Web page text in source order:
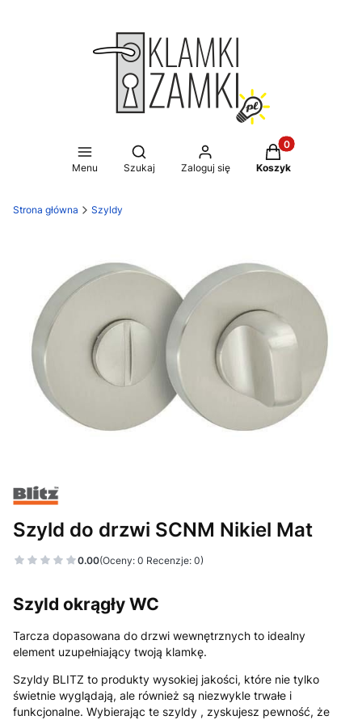
Menu
Otwórz wyszukiwarkę
Szukaj Zaloguj się
Produkty w
Koszyk
Strona główna Szyldy
Szyld do drzwi SCNM Nikiel Mat
0.00(Oceny: 0 Recenzje: 0)
Szyld okrągły WC
Tarcza dopasowana do drzwi wewnętrznych to idealny
element uzupełniający twoją klamkę.
Szyldy BLITZ to produkty wysokiej jakości, które nie tylko
świetnie wyglądają, ale również są niezwykle trwałe i
funkcjonalne. Wybierając te szyldy , zyskujesz pewność, że